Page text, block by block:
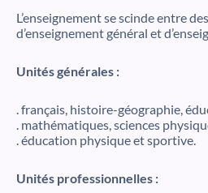
L’enseignement se scinde entre
d’enseignement général et
Unités générales :
. français, histoire-géographie,
. mathématiques, sciences
. éducation physique et sportive.
Unités professionnelles :